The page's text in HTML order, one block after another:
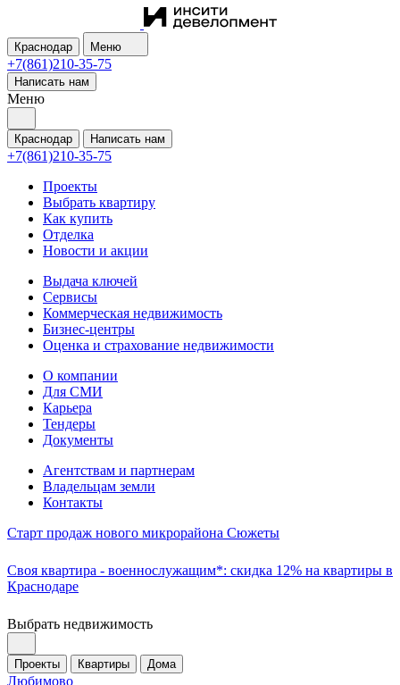
Краснодар Меню
+7(861)210-35-75
Написать нам
Меню
Краснодар Написать нам
+7(861)210-35-75
Проекты
Выбрать квартиру
Как купить
Отделка
Новости и акции
Выдача ключей
Сервисы
Коммерческая недвижимость
Бизнес-центры
Оценка и страхование недвижимости
О компании
Для СМИ
Карьера
Тендеры
Документы
Агентствам и партнерам
Владельцам земли
Контакты
Старт продаж нового микрорайона Сюжеты
Своя квартира - военнослужащим*: скидка 12% на квартиры в
Краснодаре
Выбрать недвижимость
Проекты Квартиры Дома
Любимово